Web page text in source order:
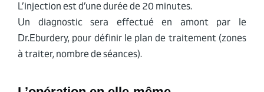
L’injection est d’une durée de 20 minutes.
Un diagnostic sera effectué en amont par le
Dr.Eburdery, pour définir le plan de traitement (zones
à traiter, nombre de séances).